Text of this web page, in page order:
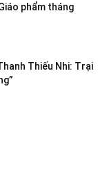
phẩm tháng
Thiếu Nhi: Trại